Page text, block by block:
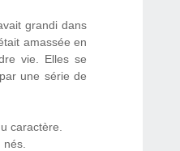
grandi dans
amassée en
vie. Elles se
une série de
caractère.